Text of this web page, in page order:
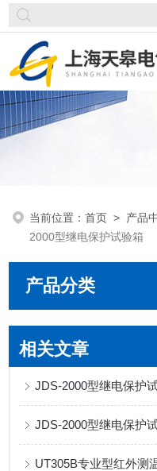
当前位置：首页 > 产品
2000型继电保护试验箱
产品分类
相关文章
JDS-2000型继电保护
JDS-2000型继电保护
UT305B专业型红外测